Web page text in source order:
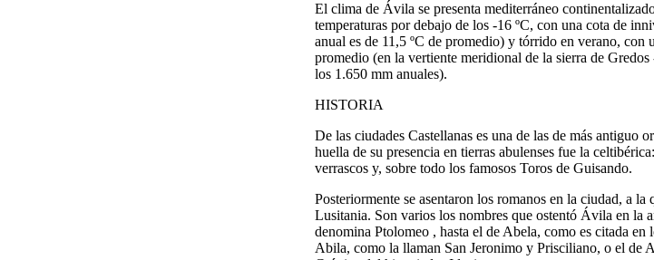
El clima de Ávila se presenta mediterráneo
temperaturas por debajo de los -16 ºC, con una cota de
anual es de 11,5 ºC de promedio) y tórrido en verano, con
promedio (en la vertiente meridional de la sierra de
los 1.650 mm anuales).
HISTORIA
De las ciudades Castellanas es una de las de más antiguo
huella de su presencia en tierras abulenses fue la
verrascos y, sobre todo los famosos Toros de Guisando.
Posteriormente se asentaron los romanos en la ciudad, a
Lusitania. Son varios los nombres que ostentó Ávila en la
denomina Ptolomeo , hasta el de Abela, como es citada
Abila, como la llaman San Jeronimo y Prisciliano, o el de